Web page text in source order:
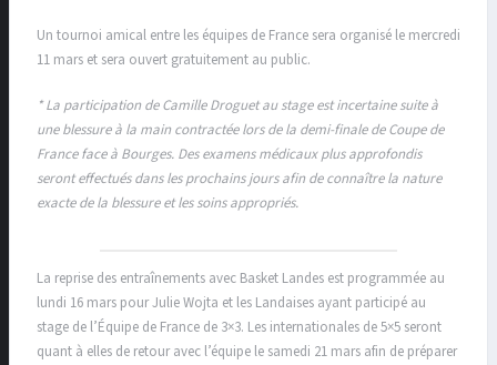
Un tournoi amical entre les équipes de France sera organisé le mercredi
11 mars et sera ouvert gratuitement au public.
* La participation de Camille Droguet au stage est incertaine suite à
une blessure à la main contractée lors de la demi-finale de Coupe de
France face à Bourges. Des examens médicaux plus approfondis
seront effectués dans les prochains jours afin de connaître la nature
exacte de la blessure et les soins appropriés.
La reprise des entraînements avec Basket Landes est programmée au
lundi 16 mars pour Julie Wojta et les Landaises ayant participé au
stage de l’Équipe de France de 3×3. Les internationales de 5×5 seront
quant à elles de retour avec l’équipe le samedi 21 mars afin de préparer